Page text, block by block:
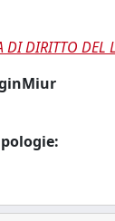
DI DIRITTO DEL